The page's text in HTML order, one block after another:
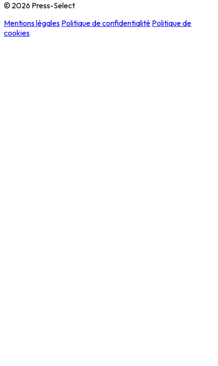
© 2026 Press-Select
Mentions légales Politique de confidentialité Politique de
cookies